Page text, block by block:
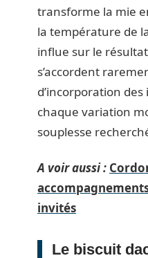
transforme la mie
la température de
influe sur le
s’accordent
d’incorporation
chaque variation
souplesse
A voir aussi :
invités
Le biscuit